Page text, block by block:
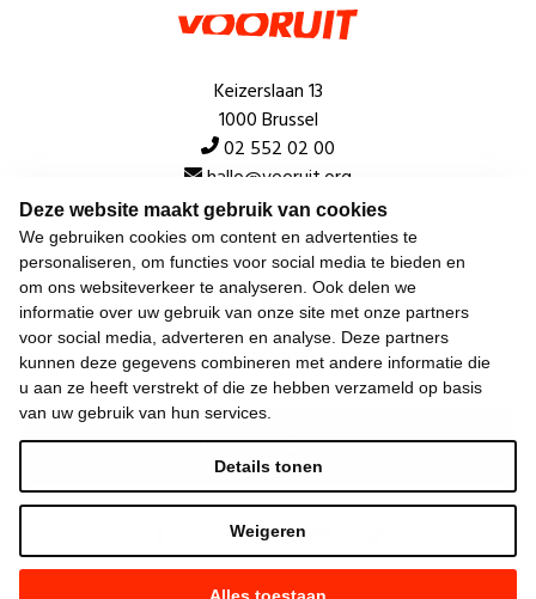
Deze website maakt gebruik van cookies
We gebruiken cookies om content en advertenties te
personaliseren, om functies voor social media te bieden en
om ons websiteverkeer te analyseren. Ook delen we
informatie over uw gebruik van onze site met onze partners
voor social media, adverteren en analyse. Deze partners
kunnen deze gegevens combineren met andere informatie die
u aan ze heeft verstrekt of die ze hebben verzameld op basis
van uw gebruik van hun services.
Weigeren
Details tonen
Keizerslaan 13
1000 Brussel
02 552 02 00
hallo@vooruit.org
Snel
Over de beweging
Algemeen
Laatste nieuws